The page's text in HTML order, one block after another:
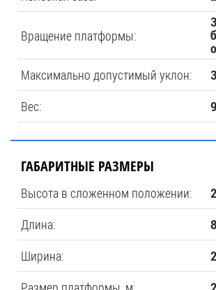
Вращение платформы:
о
Максимально допустимый уклон:
Вес:
ГАБАРИТНЫЕ РАЗМЕРЫ
Высота в сложенном положении:
Длина:
Ширина: